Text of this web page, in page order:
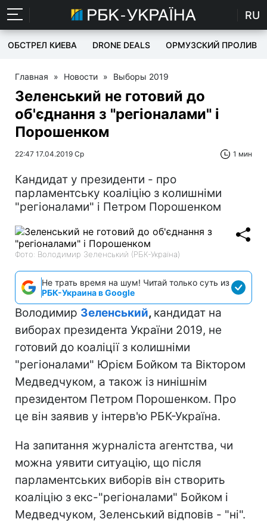
RU
ОБСТРЕЛ КИЕВА DRONE DEALS ОРМУЗСКИЙ ПРОЛИВ
Главная » Новости » Выборы 2019
Зеленський не готовий до
об'єднання з "регіоналами" і
Порошенком
22:47 17.04.2019 Ср 1 мин
Кандидат у президенти - про
парламентську коаліцію з колишніми
"регіоналами" і Петром Порошенком
Фото: Володимир Зеленський (РБК-Україна)
Не трать время на шум! Читай только суть из
РБК-Украина в Google
Володимир Зеленський, кандидат на
виборах президента України 2019, не
готовий до коаліції з колишніми
"регіоналами" Юрієм Бойком та Віктором
Медведчуком, а також із нинішнім
президентом Петром Порошенком. Про
це він заявив у інтерв'ю РБК-Україна.
На запитання журналіста агентства, чи
можна уявити ситуацію, що після
парламентських виборів він створить
коаліцію з екс-"регіоналами" Бойком і
Медведчуком, Зеленський відповів - "ні".